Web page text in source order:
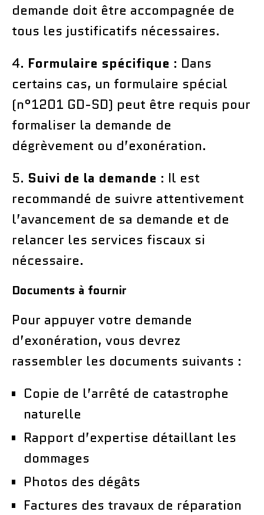
demande doit être accompagnée de
tous les justificatifs nécessaires.
4. Formulaire spécifique : Dans
certains cas, un formulaire spécial
(n°1201 GD-SD) peut être requis pour
formaliser la demande de
dégrèvement ou d’exonération.
5. Suivi de la demande : Il est
recommandé de suivre attentivement
l’avancement de sa demande et de
relancer les services fiscaux si
nécessaire.
Documents à fournir
Pour appuyer votre demande
d’exonération, vous devrez
rassembler les documents suivants :
Copie de l’arrêté de catastrophe
naturelle
Rapport d’expertise détaillant les
dommages
Photos des dégâts
Factures des travaux de réparation